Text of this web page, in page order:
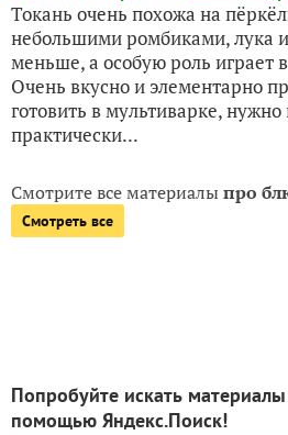
Токань очень похожа на
небольшими ромбиками, лука
меньше, а особую роль играет
Очень вкусно и элементарно
готовить в мультиварке, нужно
практически...
Смотрите все материалыпро
Смотреть все
Попробуйте искать
помощью Яндекс.Поиск!